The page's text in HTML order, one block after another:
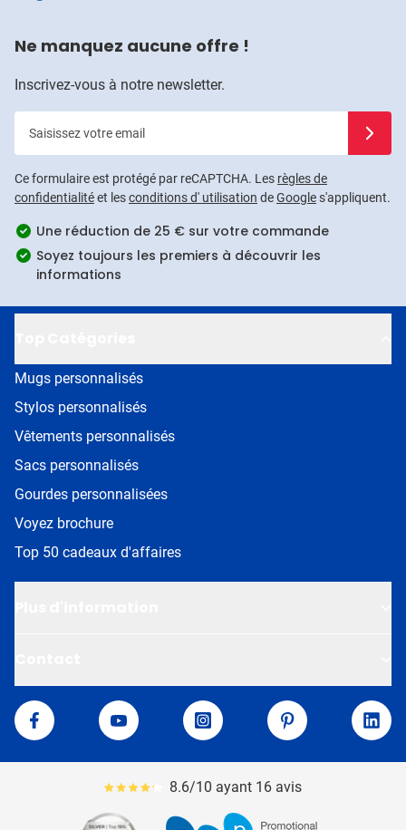
Ne manquez aucune offre !
Inscrivez-vous à notre newsletter.
Ce formulaire est protégé par reCAPTCHA. Les règles de
confidentialitéet lesconditions d' utilisation deGoogles'appliquent.
Une réduction de 25 € sur votre commande
Soyez toujours les premiers à découvrir les
informations
Mugs personnalisés
Stylos personnalisés
Vêtements personnalisés
Sacs personnalisés
Gourdes personnalisées
Voyez brochure
Top 50 cadeaux d'affaires
Van Helden
Facebook
YouTube Instagram Pinterest
Le pourcentage moyen d'avis est de 86
8.6/10 ayant 16 avis